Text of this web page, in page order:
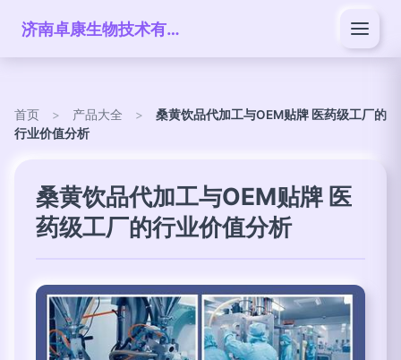
济南卓康生物技术有限公司
首页 > 产品大全 >
桑黄饮品代加工与OEM贴牌 医药级工厂的
行业价值分析
桑黄饮品代加工与OEM贴牌 医
药级工厂的行业价值分析